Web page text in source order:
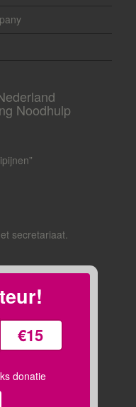
Noodhulp
secretariaat.
€15
donatie